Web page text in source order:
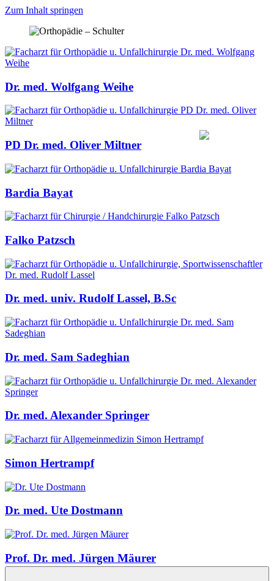
Zum Inhalt springen
Dr. med. Wolfgang Weihe
PD Dr. med. Oliver Miltner
Bardia Bayat
Falko Patzsch
Dr. med. univ. Rudolf Lassel, B.Sc
Dr. med. Sam Sadeghian
Dr. med. Alexander Springer
Simon Hertrampf
Dr. med. Ute Dostmann
Prof. Dr. med. Jürgen Mäurer